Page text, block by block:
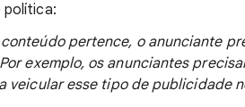
política:
pertence, o anunciante
exemplo, os anunciantes
veicular esse tipo de publicidade